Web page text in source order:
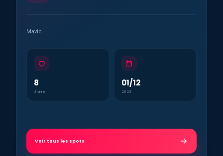
Mavic
8
J’aime
01/12
2022
Voir tous les spots